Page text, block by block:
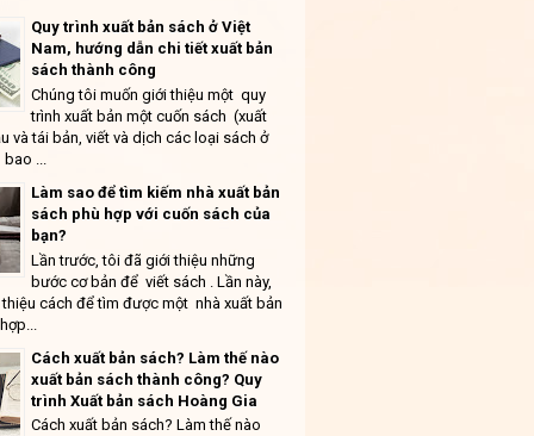
Quy trình xuất bản sách ở Việt
Nam, hướng dẫn chi tiết xuất bản
sách thành công
Chúng tôi muốn giới thiệu một quy
trình xuất bản một cuốn sách (xuất
và tái bản, viết và dịch các loại sách ở
...
Làm sao để tìm kiếm nhà xuất bản
sách phù hợp với cuốn sách của
bạn?
Lần trước, tôi đã giới thiệu những
bước cơ bản để viết sách . Lần này,
cách để tìm được một nhà xuất bản
Cách xuất bản sách? Làm thế nào
xuất bản sách thành công? Quy
trình Xuất bản sách Hoàng Gia
Cách xuất bản sách? Làm thế nào